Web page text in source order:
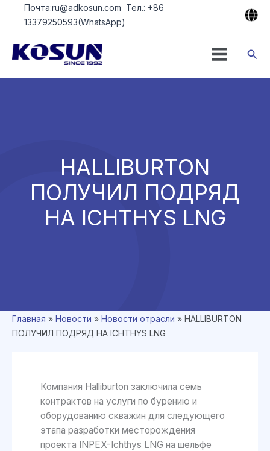
ПерейтиПочта:ru@adkosun.com Тел.: +86
13379250593(WhatsApp)
HALLIBURTON
ПОЛУЧИЛ ПОДРЯД
НА ICHTHYS LNG
Главная » Новости » Новости отрасли » HALLIBURTON
ПОЛУЧИЛ ПОДРЯД НА ICHTHYS LNG
Компания Halliburton заключила семь
контрактов на услуги по бурению и
оборудованию скважин для следующего
этапа разработки месторождения
проекта INPEX-Ichthys LNG на шельфе